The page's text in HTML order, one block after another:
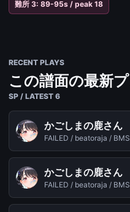
難所 3: 89-95s / peak 18
RECENT PLAYS
この譜面の最新
SP / LATEST 6
かごしまの鹿さん
FAILED / beatoraja /
かごしまの鹿さん
FAILED / beatoraja /